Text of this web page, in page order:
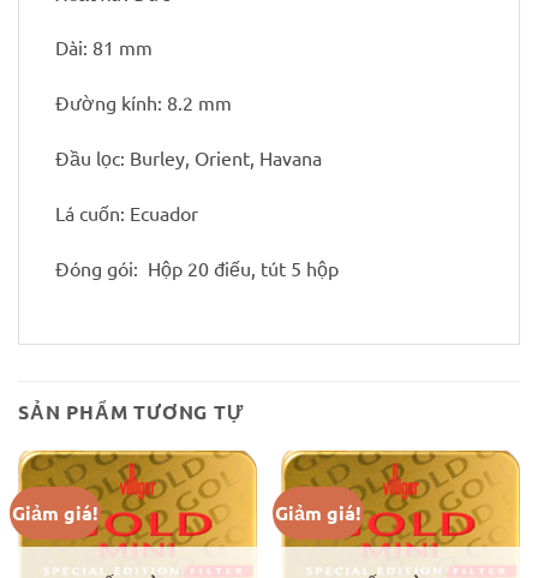
Dài: 81 mm
Đường kính: 8.2 mm
Đầu lọc: Burley, Orient, Havana
Lá cuốn: Ecuador
Đóng gói: Hộp 20 điếu, tút 5 hộp
SẢN PHẨM TƯƠNG TỰ
Giảm giá! Giảm giá!